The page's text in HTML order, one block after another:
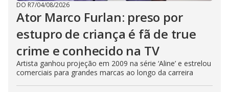
DO R7/04/08/2026
Ator Marco Furlan: preso por
estupro de criança é fã de true
crime e conhecido na TV
Artista ganhou projeção em 2009 na série ‘Aline’ e estrelou
comerciais para grandes marcas ao longo da carreira